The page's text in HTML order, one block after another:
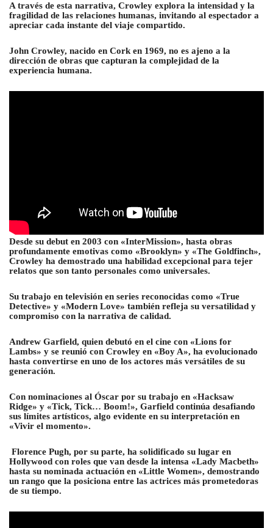
A través de esta narrativa, Crowley explora la intensidad y la
fragilidad de las relaciones humanas, invitando al espectador a
apreciar cada instante del viaje compartido.
John Crowley, nacido en Cork en 1969, no es ajeno a la
dirección de obras que capturan la complejidad de la
experiencia humana.
Desde su debut en 2003 con «InterMission», hasta obras
profundamente emotivas como «Brooklyn» y «The Goldfinch»,
Crowley ha demostrado una habilidad excepcional para tejer
relatos que son tanto personales como universales.
Su trabajo en televisión en series reconocidas como «True
Detective» y «Modern Love» también refleja su versatilidad y
compromiso con la narrativa de calidad.
Andrew Garfield, quien debutó en el cine con «Lions for
Lambs» y se reunió con Crowley en «Boy A», ha evolucionado
hasta convertirse en uno de los actores más versátiles de su
generación.
Con nominaciones al Óscar por su trabajo en «Hacksaw
Ridge» y «Tick, Tick… Boom!», Garfield continúa desafiando
sus límites artísticos, algo evidente en su interpretación en
«Vivir el momento».
Florence Pugh, por su parte, ha solidificado su lugar en
Hollywood con roles que van desde la intensa «Lady Macbeth»
hasta su nominada actuación en «Little Women», demostrando
un rango que la posiciona entre las actrices más prometedoras
de su tiempo.